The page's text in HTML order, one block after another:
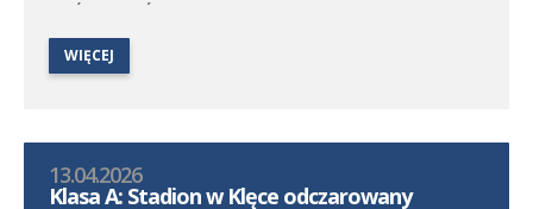
choć to Poloniści byli stroną dominującą. W 68. minucie
taktyczny przed polem karnym i przewaga Polonii jeszcze
wzrosła aż w 76. minucie gola na 1:0 strzelił Marcel Kliszkowiak.
średzka drużyna zdobyła gola na wagę trzech punktów, a po
dobrym dośrodkowaniu Franciszka Błaszyka wynik ustalił
WIĘCEJ
13.04.2026
Klasa A: Stadion w Klęce odczarowany